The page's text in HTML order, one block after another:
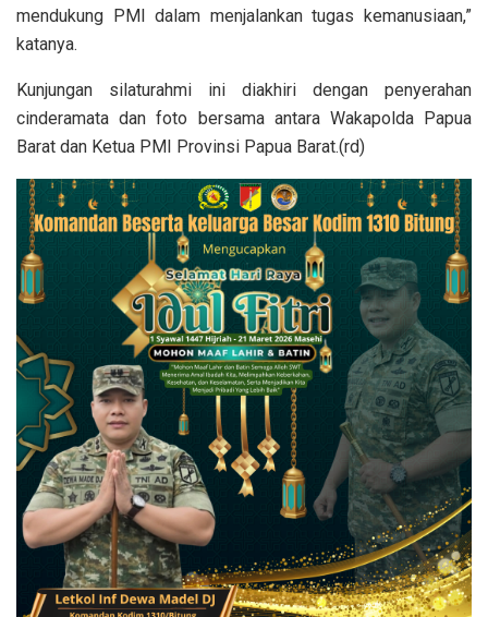
mendukung PMI dalam menjalankan tugas kemanusiaan,”
katanya.
Kunjungan silaturahmi ini diakhiri dengan penyerahan
cinderamata dan foto bersama antara Wakapolda Papua
Barat dan Ketua PMI Provinsi Papua Barat.(rd)